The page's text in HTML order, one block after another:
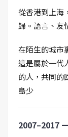
從香港到上
歸。語言、
在陌生的城市
這是屬於一代
的人，共同
島少
2007–2017